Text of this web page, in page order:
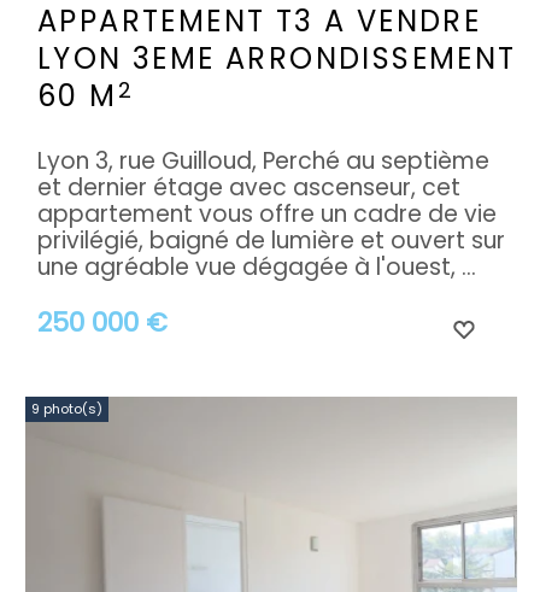
APPARTEMENT T3 A VENDRE
LYON 3EME ARRONDISSEMENT
60 M 2
250 000 €
Lyon 3, rue Guilloud, Perché au septième
et dernier étage avec ascenseur, cet
appartement vous offre un cadre de vie
privilégié, baigné de lumière et ouvert sur
une agréable vue dégagée à l'ouest, ...
9 photo(s)